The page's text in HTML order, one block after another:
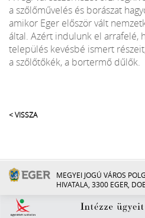
a szőlőművelés és borászat
amikor Eger először vált
által. Azért indulunk el arrafelé,
település kevésbé ismert
a szőlőtőkék, a bortermő dűlők.
< VISSZA
MEGYEI JOGÚ VÁROS
HIVATALA, 3300 EGER,